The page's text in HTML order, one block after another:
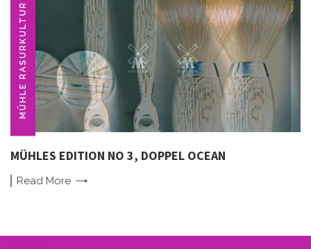
MÜHLE RASURKULTUR
MÜHLES EDITION NO 3, DOPPEL OCEAN
Read More